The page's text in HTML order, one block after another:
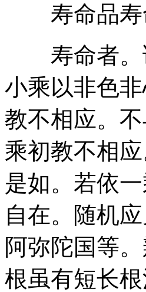
寿命品寿
寿命者。
小乘以非色
教不相应。
乘初教不相
是如。若依
自在。随机
阿弥陀国等
根虽有短长